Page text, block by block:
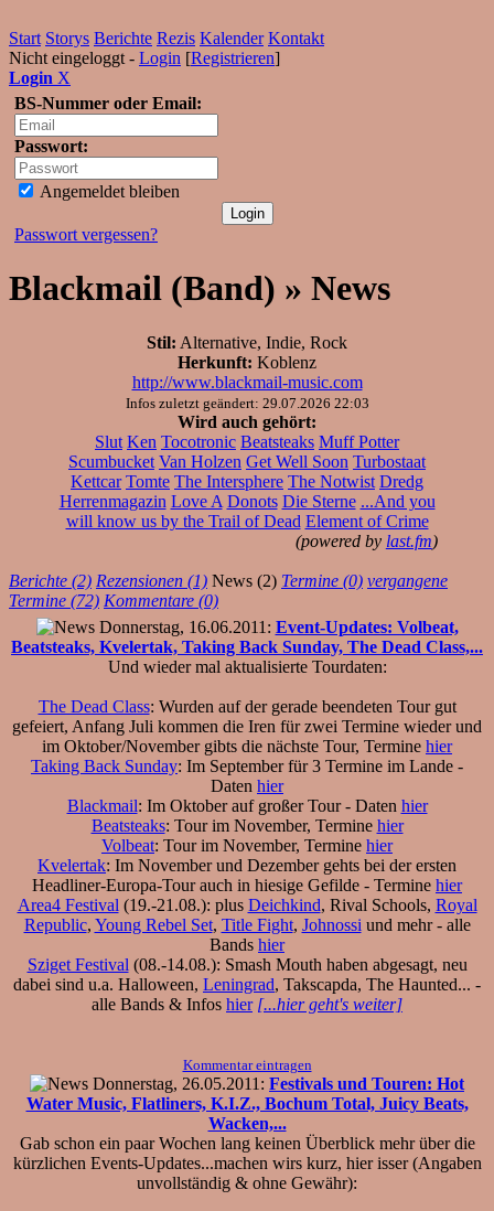
Start Storys Berichte Rezis Kalender Kontakt
Nicht eingeloggt - Login [Registrieren]
Login X
BS-Nummer oder Email:
Passwort:
Angemeldet bleiben
Passwort vergessen?
Blackmail (Band) » News
Stil: Alternative, Indie, Rock
Herkunft: Koblenz
http://www.blackmail-music.com
Infos zuletzt geändert: 29.07.2026 22:03
Wird auch gehört:
Slut Ken Tocotronic Beatsteaks Muff Potter
Scumbucket Van Holzen Get Well Soon Turbostaat
Kettcar Tomte The Intersphere The Notwist Dredg
Herrenmagazin Love A Donots Die Sterne ...And you
will know us by the Trail of Dead Element of Crime
(powered by last.fm)
Berichte (2) Rezensionen (1) News (2) Termine (0) vergangene
Termine (72) Kommentare (0)
Donnerstag, 16.06.2011: Event-Updates: Volbeat,
Beatsteaks, Kvelertak, Taking Back Sunday, The Dead Class,...
Und wieder mal aktualisierte Tourdaten:
The Dead Class: Wurden auf der gerade beendeten Tour gut
gefeiert, Anfang Juli kommen die Iren für zwei Termine wieder und
im Oktober/November gibts die nächste Tour, Termine hier
Taking Back Sunday: Im September für 3 Termine im Lande -
Daten hier
Blackmail: Im Oktober auf großer Tour - Daten hier
Beatsteaks: Tour im November, Termine hier
Volbeat: Tour im November, Termine hier
Kvelertak: Im November und Dezember gehts bei der ersten
Headliner-Europa-Tour auch in hiesige Gefilde - Termine hier
Area4 Festival (19.-21.08.): plus Deichkind, Rival Schools, Royal
Republic, Young Rebel Set, Title Fight, Johnossi und mehr - alle
Bands hier
Sziget Festival (08.-14.08.): Smash Mouth haben abgesagt, neu
dabei sind u.a. Halloween, Leningrad, Takscapda, The Haunted... -
alle Bands & Infos hier [...hier geht's weiter]
Kommentar eintragen
Donnerstag, 26.05.2011: Festivals und Touren: Hot
Water Music, Flatliners, K.I.Z., Bochum Total, Juicy Beats,
Wacken,...
Gab schon ein paar Wochen lang keinen Überblick mehr über die
kürzlichen Events-Updates...machen wirs kurz, hier isser (Angaben
unvollständig & ohne Gewähr):